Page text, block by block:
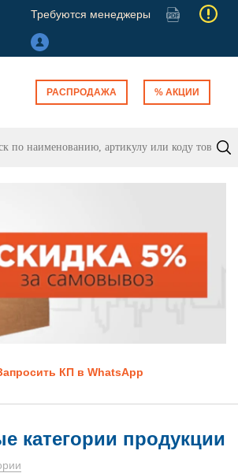
Требуются менеджеры
РАСПРОДАЖА % АКЦИИ
КП в WhatsApp
категории продукции